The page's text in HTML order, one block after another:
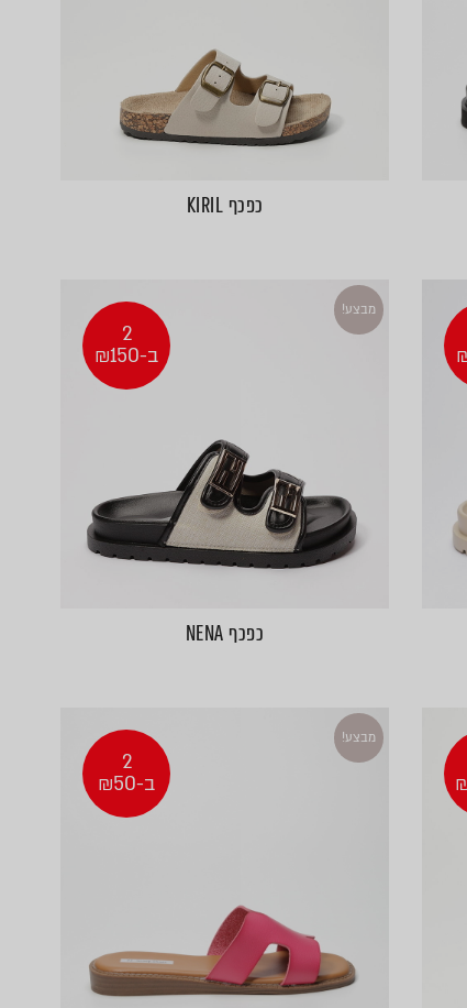
כפכף KIRIL
2
ב-₪150
מבצע!
כפכף NENA
2
ב-₪50
מבצע!